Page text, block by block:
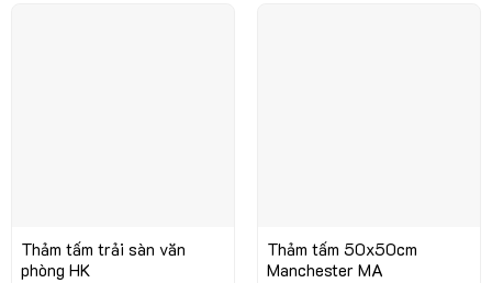
Thảm tấm trải sàn văn
phòng HK
Thảm tấm 50x50cm
Manchester MA